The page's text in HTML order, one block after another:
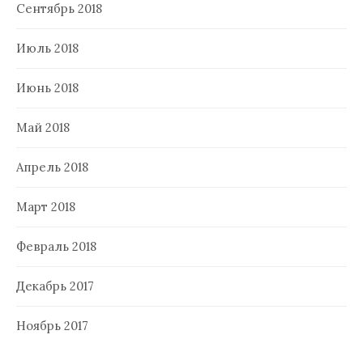
Сентябрь 2018
Июль 2018
Июнь 2018
Май 2018
Апрель 2018
Март 2018
Февраль 2018
Декабрь 2017
Ноябрь 2017